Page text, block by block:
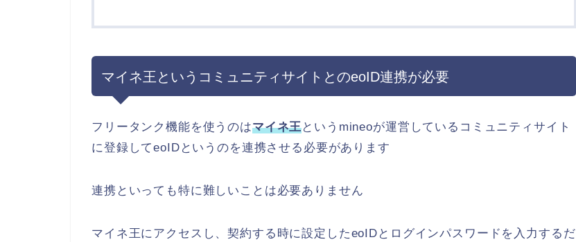
マイネ王というコミュニティサイトとのeoID連携が必要
フリータンク機能を使うのはマイネ王というmineoが運営しているコミュニティサイト
に登録してeoIDというのを連携させる必要があります
連携といっても特に難しいことは必要ありません
マイネ王にアクセスし、契約する時に設定したeoIDとログインパスワードを入力するだ